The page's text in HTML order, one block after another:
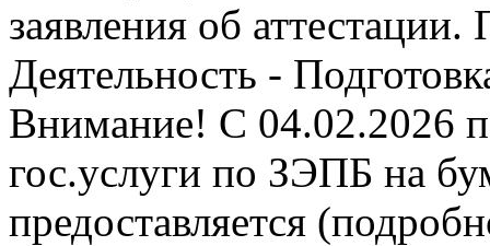
заявления об
Деятельность -
Внимание! С 04.02.2026
гос.услуги по ЗЭПБ на
предоставляется